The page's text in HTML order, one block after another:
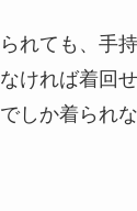
れても、手
ければ着回せ
しか着られ